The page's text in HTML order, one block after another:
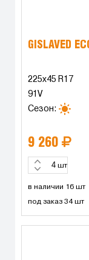
GISLAVED
225x45 R17
91V
Сезон:
9 260
шт
в наличии 16 шт
под заказ 34 шт